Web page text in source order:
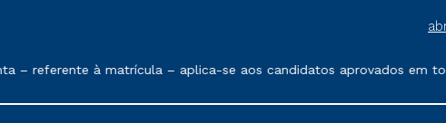
no contrato de prestação de serviços.
– referente à matrícula – aplica-se aos candidatos aprovados em